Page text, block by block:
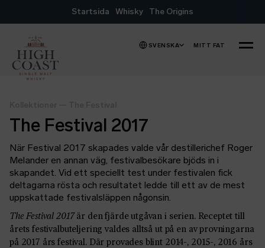
Hoppa till innehåll
SVENSKA MITT FAT MENY
Startsida Whisky The Origins
The Festival 2017
När Festival 2017 skapades valde vår destillerichef Roger
Melander en annan väg, festivalbesökare bjöds in i
skapandet. Vid ett speciellt test under festivalen fick
deltagarna rösta och resultatet ledde till ett av de mest
uppskattade festivalsläppen någonsin.
The Festival 2017är den fjärde utgåvan i serien. Receptet till
årets festivalbuteljering valdes alltså ut på en av provningarna
på 2017 års festival. Där provades blint 2014-, 2015-, 2016 års